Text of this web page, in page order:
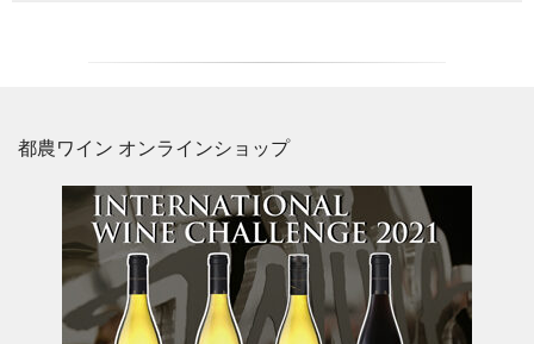
都農ワイン オンラインショップ